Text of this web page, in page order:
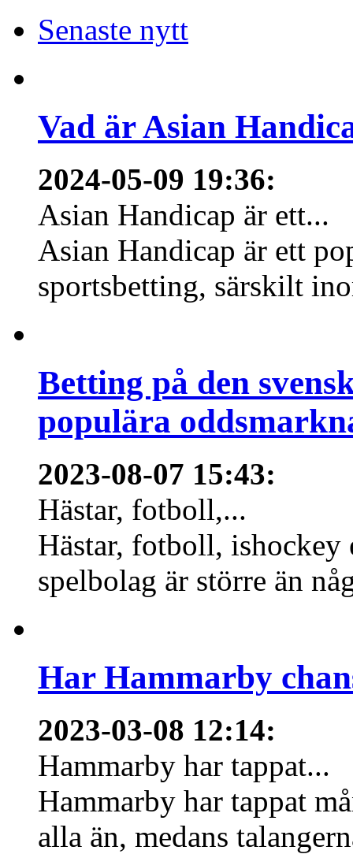
Senaste nytt
Vad är Asian
2024-05-09 19:36:
Asian Handicap är ett...
Asian Handicap är ett
sportsbetting, särskilt
Betting på den
populära
2023-08-07 15:43:
Hästar, fotboll,...
Hästar, fotboll,
spelbolag är större än
Har Hammarby
2023-03-08 12:14:
Hammarby har tappat...
Hammarby har tappat
alla än, medans